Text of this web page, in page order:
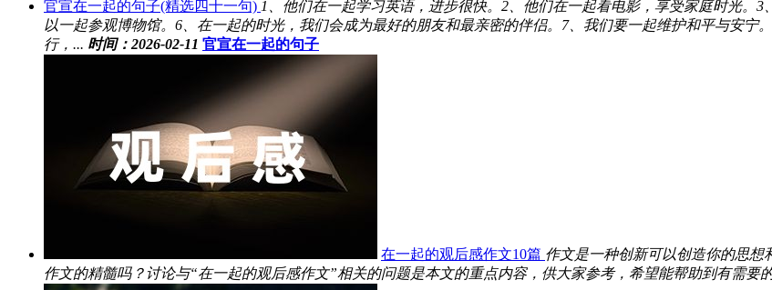
官宣在一起的句子(精选四十一句) 1、他们在一起学习英语，进步很快。2、他们在一起看电影，享受家庭时光。
以一起参观博物馆。6、在一起的时光，我们会成为最好的朋友和最亲密的伴侣。7、我们要一起维护和平与安宁
行，... 时间：2026-02-11 官宣在一起的句子
在一起的观后感作文10篇 作文是一种创新可以创造你的思
作文的精髓吗？讨论与“在一起的观后感作文”相关的问题是本文的重点内容，供大家参考，希望能帮助到有需要